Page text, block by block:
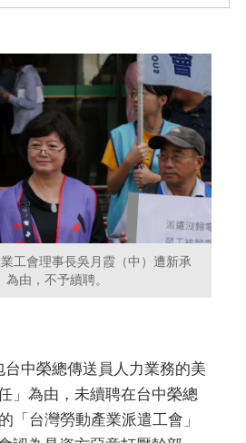
工會理事長吳月霞（中）遭新承
由，不予續聘。
中榮總傳送員人力業務的美
」為由，未續聘在台中榮總
「台灣勞動產業派遣工會」